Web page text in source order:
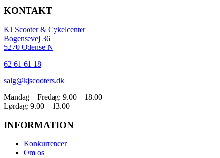
KONTAKT
KJ Scooter & Cykelcenter
Bogensevej 36
5270 Odense N
62 61 61 18
salg@kjscooters.dk
Mandag – Fredag: 9.00 – 18.00
Lørdag: 9.00 – 13.00
INFORMATION
Konkurrencer
Om os